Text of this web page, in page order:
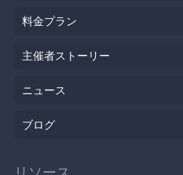
料金プラン
主催者ストーリー
ニュース
ブログ